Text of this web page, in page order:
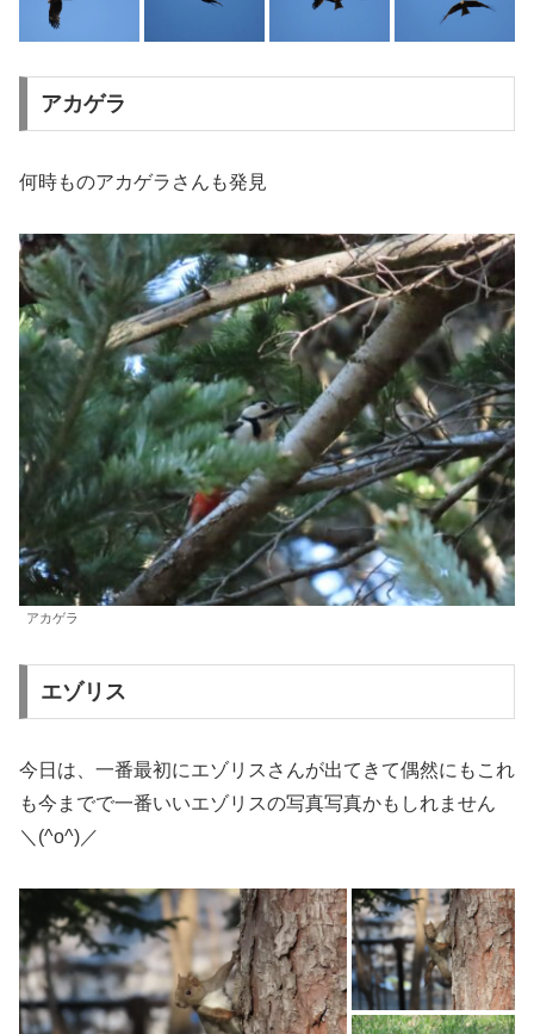
アカゲラ
何時ものアカゲラさんも発見
アカゲラ
エゾリス
今日は、一番最初にエゾリスさんが出てきて偶然にもこれ
も今までで一番いいエゾリスの写真写真かもしれません
＼(^o^)／